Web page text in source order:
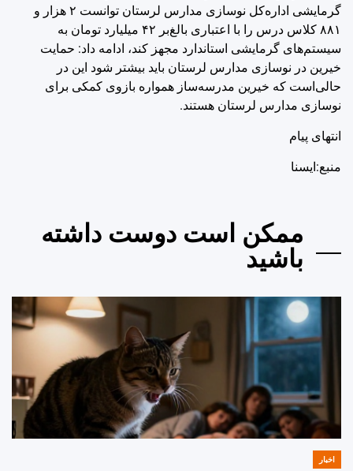
گرمایشی اداره‌کل نوسازی مدارس لرستان توانست ۲ هزار و
۸۸۱ کلاس درس را با اعتباری بالغ‌بر ۴۲ میلیارد تومان به
سیستم‌های گرمایشی استاندارد مجهز کند، ادامه داد: حمایت
خیرین در نوسازی مدارس لرستان باید بیشتر شود این در
حالی‌است که خیرین مدرسه‌ساز همواره بازوی کمکی برای
نوسازی مدارس لرستان هستند.
انتهای پیام
منبع:ایسنا
ممکن است دوست داشته
باشید
POSTED
اخبار